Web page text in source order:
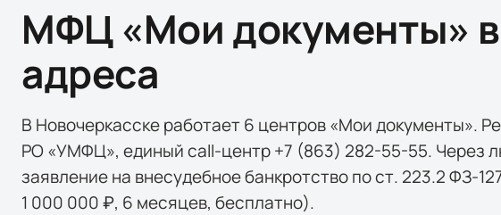
МФЦ «Мои документы» в
адреса
В Новочеркасске работает 6 центров «Мои документы».
РО «УМФЦ», единый call-центр +7 (863) 282-55-55. Через
заявление на внесудебное банкротство по ст. 223.2 ФЗ-
1 000 000 ₽, 6 месяцев, бесплатно).